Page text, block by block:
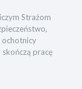
Strażom
ochotnicy
pracę